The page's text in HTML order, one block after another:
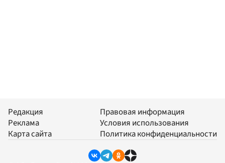
Редакция
Реклама
Карта сайта
Правовая информация
Условия использования
Политика конфиденциальности